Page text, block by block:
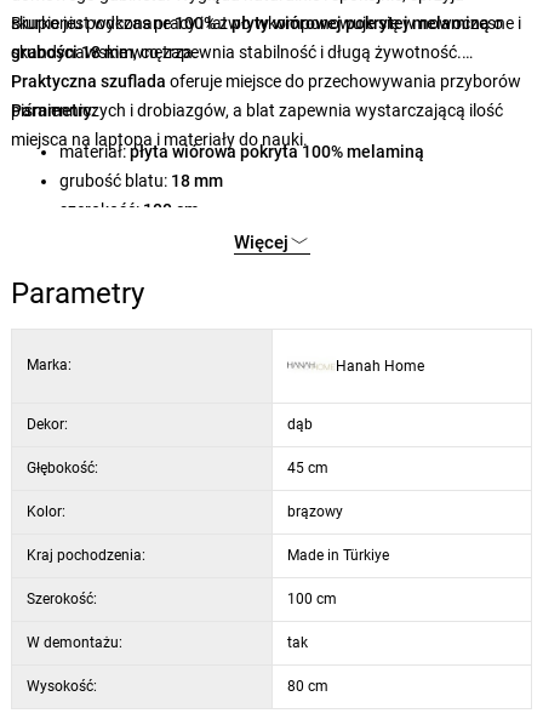
skupieniu podczas pracy i łatwo wkomponowuje się w nowoczesne i
skandynawskie wnętrza.
Biurko jest wykonane100%zpłyty wiórowej pokrytej melaminąo
grubości 18 mm, co zapewnia stabilność i długą żywotność.
Praktyczna szuflada oferuje miejsce do przechowywania przyborów
piśmienniczych i drobiazgów, a blat zapewnia wystarczającą ilość
miejsca na laptopa i materiały do nauki.
Parametry:
materiał:płyta wiórowa pokryta 100% melaminą
grubość blatu: 18 mm
szerokość: 100 cm
kolor / dekor:
Więcej
Parametry
Marka: Hanah Home
Dekor: dąb
Głębokość: 45 cm
Kolor: brązowy
Kraj pochodzenia: Made in Türkiye
Szerokość: 100 cm
W demontażu: tak
Wysokość: 80 cm